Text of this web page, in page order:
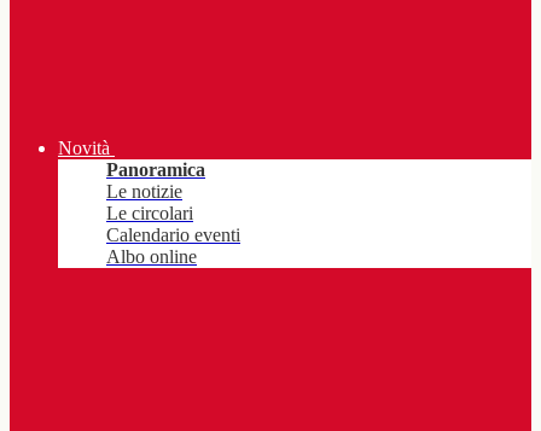
Novità
Panoramica
Le notizie
Le circolari
Calendario eventi
Albo online